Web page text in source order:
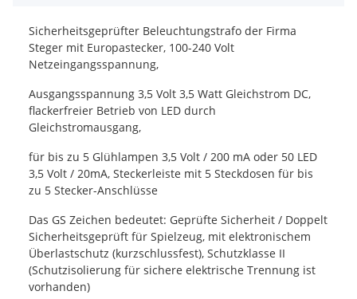
Sicherheitsgeprüfter Beleuchtungstrafo der Firma
Steger mit Europastecker, 100-240 Volt
Netzeingangsspannung,
Ausgangsspannung 3,5 Volt 3,5 Watt Gleichstrom DC,
flackerfreier Betrieb von LED durch
Gleichstromausgang,
für bis zu 5 Glühlampen 3,5 Volt / 200 mA oder 50 LED
3,5 Volt / 20mA, Steckerleiste mit 5 Steckdosen für bis
zu 5 Stecker-Anschlüsse
Das GS Zeichen bedeutet: Geprüfte Sicherheit / Doppelt
Sicherheitsgeprüft für Spielzeug, mit elektronischem
Überlastschutz (kurzschlussfest), Schutzklasse II
(Schutzisolierung für sichere elektrische Trennung ist
vorhanden)